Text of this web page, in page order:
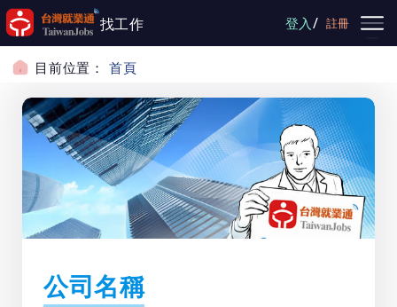
跳到主要內容
找工作 登入/ 註冊
目前位置： 首頁
公司名稱